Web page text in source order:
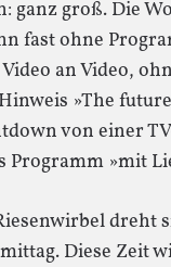
ganz groß. Die
fast ohne
an Video,
»The
von einer
Programm »mit
dreht
Diese Zeit